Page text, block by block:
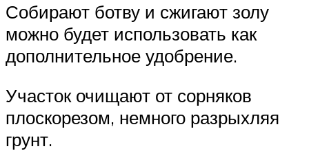
Собирают ботву и сжигают золу
можно будет использовать как
дополнительное удобрение.
Участок очищают от сорняков
плоскорезом, немного разрыхляя
грунт.